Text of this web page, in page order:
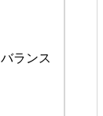
バランス